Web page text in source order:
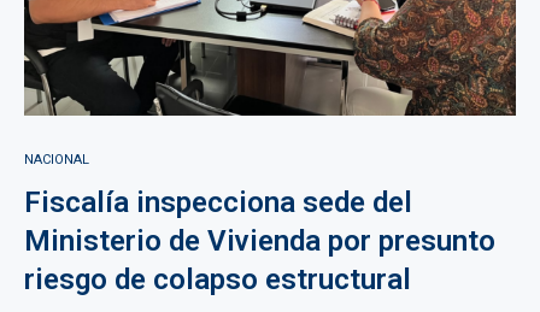
NACIONAL
Fiscalía inspecciona sede del
Ministerio de Vivienda por presunto
riesgo de colapso estructural